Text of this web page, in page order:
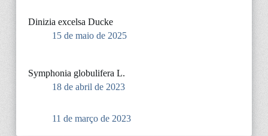
Dinizia excelsa Ducke
15 de maio de 2025
Symphonia globulifera L.
18 de abril de 2023
11 de março de 2023